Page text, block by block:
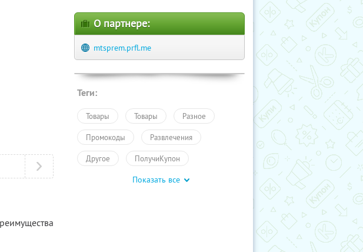
О партнере:
mtsprem.prfl.me
Теги:
Товары Товары Разное
Промокоды Развлечения
Другое ПолучиКупон
Показать все